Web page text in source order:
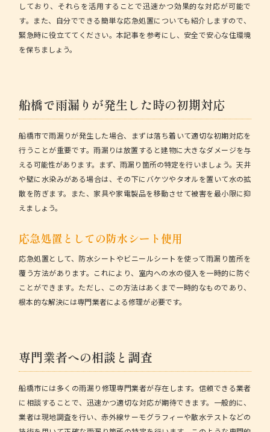
しており、それらを活用することで迅速かつ効果的な対応が可能で
す。また、自分でできる簡単な応急処置についても紹介しますので、
緊急時に役立ててください。本記事を参考にし、安全で安心な住環境
を保ちましょう。
船橋で雨漏りが発生した時の初期対応
船橋市で雨漏りが発生した場合、まずは落ち着いて適切な初期対応を
行うことが重要です。雨漏りは放置すると建物に大きなダメージを与
える可能性があります。まず、雨漏り箇所の特定を行いましょう。天井
や壁に水染みがある場合は、その下にバケツやタオルを置いて水の拡
散を防ぎます。また、家具や家電製品を移動させて被害を最小限に抑
えましょう。
応急処置としての防水シート使用
応急処置として、防水シートやビニールシートを使って雨漏り箇所を
覆う方法があります。これにより、室内への水の侵入を一時的に防ぐ
ことができます。ただし、この方法はあくまで一時的なものであり、
根本的な解決には専門業者による修理が必要です。
専門業者への相談と調査
船橋市には多くの雨漏り修理専門業者が存在します。信頼できる業者
に相談することで、迅速かつ適切な対応が期待できます。一般的に、
業者は現地調査を行い、赤外線サーモグラフィーや散水テストなどの